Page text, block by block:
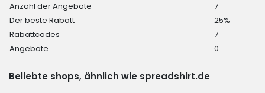
Anzahl der Angebote
7
Der beste Rabatt
25%
Rabattcodes
7
Angebote
0
Beliebte shops, ähnlich wie spreadshirt.de